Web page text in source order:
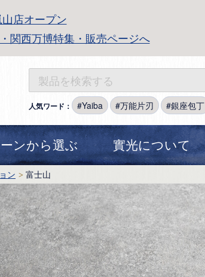
店オープン
関西万博特集・販売ページへ
人気ワード： Yaiba 万能片刃 銀座包丁
ンから選ぶ 實光について
ン 富士山